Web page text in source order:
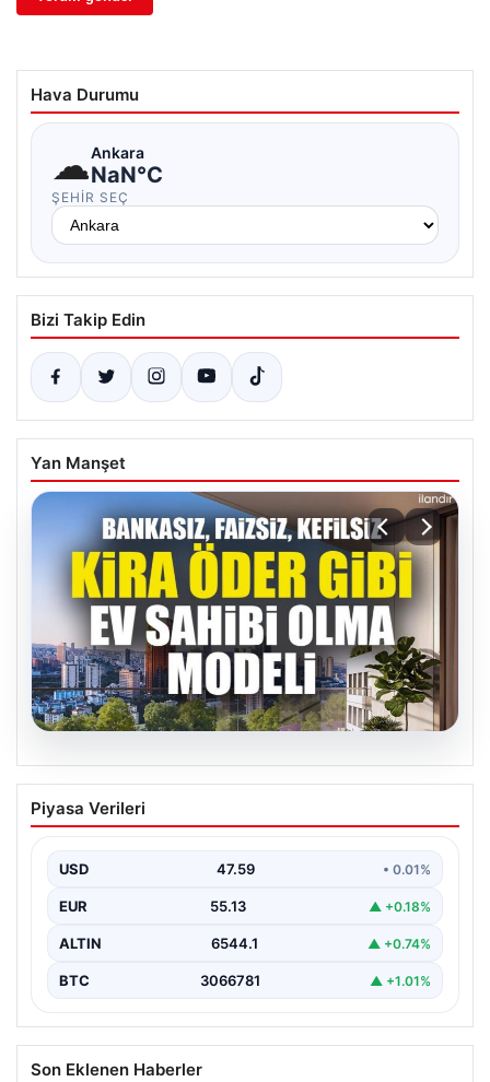
Hava Durumu
☁Ankara
NaN°C
ŞEHIR SEÇ
Bizi Takip Edin
Yan Manşet
04.08.2026
DAP Yapı’dan bir ilk! Emlak Konut
güvencesi Dap vizyonuyla kendi
Piyasa Verileri
USD 47.59 • 0.01%
EUR 55.13 ▲ +0.18%
ALTIN 6544.1 ▲ +0.74%
BTC 3066781 ▲ +1.01%
Son Eklenen Haberler